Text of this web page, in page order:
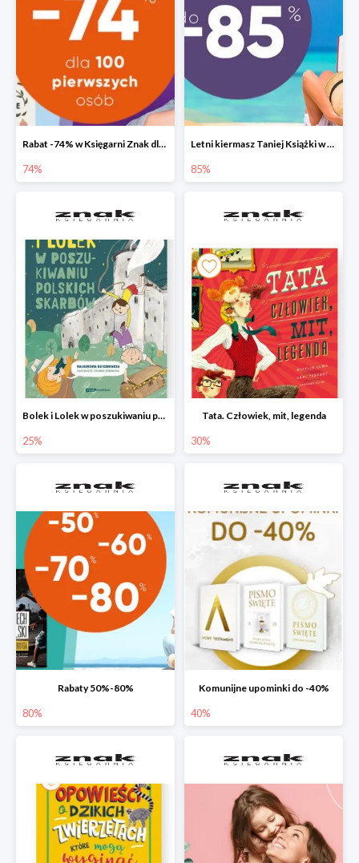
Rabat -74% w Księgarni Znak dla 100 pierwszych osób!
74%
Letni kiermasz Taniej Książki w Ksiegarni Znak do -85%!
85%
Bolek i Lolek w poszukiwaniu polskich skarbów
25%
Tata. Człowiek, mit, legenda
30%
Rabaty 50%-80%
80%
Komunijne upominki do -40%
40%